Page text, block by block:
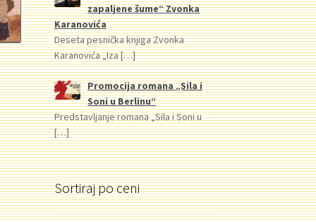
RSD.
zapaljene šume“ Zvonka
Karanovića
Deseta pesnička knjiga Zvonka
Karanovića „Iza[…]
Promocija romana „Sila i
Soni u Berlinu“
Predstavljanje romana „Sila i Soni u
[…]
Sortiraj po ceni